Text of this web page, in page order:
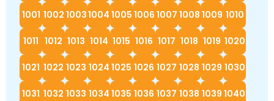
1001 1002 10031004 1005 1006 1007 1008 1009 1010
1011 1012 1013 1014 1015 1016 1017 1018 1019 1020
1021 1022 1023 1024 1025 1026 1027 1028 1029 1030
1031 1032 1033 1034 1035 1036 1037 1038 1039 1040